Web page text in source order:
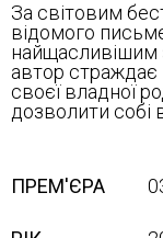
За світовим
відомого
найщасливішим
автор страждає
своєї владної
дозволити собі
ПРЕМ'ЄРА